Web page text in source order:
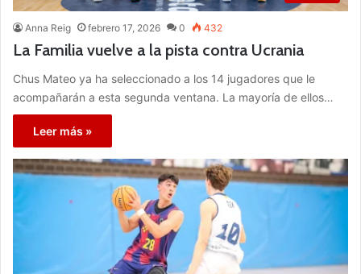
Anna Reig febrero 17, 2026 0 432
La Familia vuelve a la pista contra Ucrania
Chus Mateo ya ha seleccionado a los 14 jugadores que le
acompañarán a esta segunda ventana. La mayoría de ellos…
Leer más »